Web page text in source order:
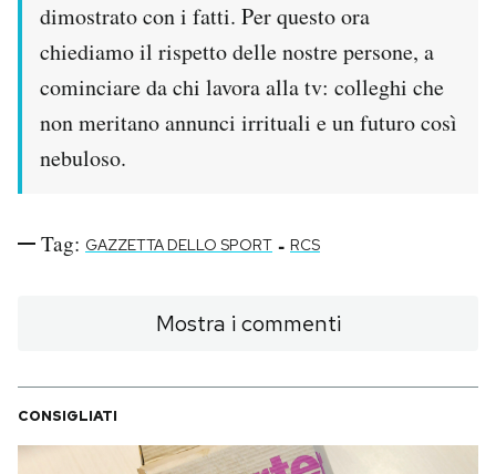
dimostrato con i fatti. Per questo ora
chiediamo il rispetto delle nostre persone, a
cominciare da chi lavora alla tv: colleghi che
non meritano annunci irrituali e un futuro così
nebuloso.
Tag: GAZZETTA DELLO SPORT - RCS
Mostra i commenti
CONSIGLIATI